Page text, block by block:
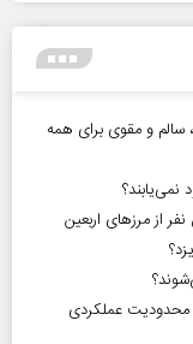
۳۰ صبحانه سریع، سالم و مقوی برای همه
نمی‌یابند؟
از ۱۰.۵ میلیون نفر با محدودیت عملکردی